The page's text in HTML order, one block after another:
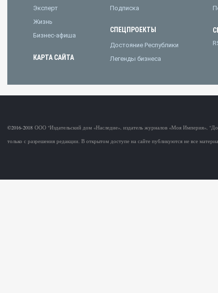
Эксперт
Жизнь
Бизнес-афиша
КАРТА САЙТА
Подписка
СПЕЦПРОЕКТЫ
Достояние Республики
Легенды бизнеса
©2016-2018 ООО "Издательский дом «Наследие», издатель журналов «Моя Империя»,
только с разрешения редакции. В открытом доступе на сайте публикуются не все